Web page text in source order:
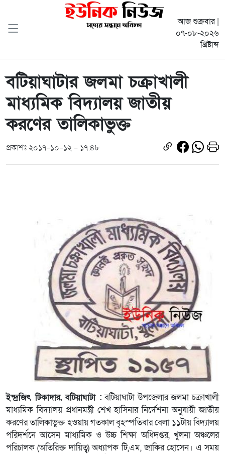
আজ শুক্রবার |
০৭-০৮-২০২৬
খ্রিষ্টাব্দ
বটিয়াঘাটার জলমা চক্রাখালী
মাধ্যমিক বিদ্যালয় জাতীয়
করণের তালিকাভুক্ত
প্রকাশঃ ২০১৭-১০-১২ - ১৭:৪৮
ইন্দ্রজিৎ টিকাদার, বটিয়াঘাটা : বটিয়াঘাটা উপজেলার জলমা চক্রাখালী
মাধ্যমিক বিদ্যালয় প্রধানমন্ত্রী শেখ হাসিনার নির্দেশনা অনুযায়ী জাতীয়
করণের তালিকাভুক্ত হওয়ায় গতকাল বৃহস্পতিবার বেলা ১১টায় বিদ্যালয়
পরিদর্শনে আসেন মাধ্যমিক ও উচ্চ শিক্ষা অধিদপ্তর, খুলনা অঞ্চলের
পরিচালক (অতিরিক্ত দায়িত্ব) অধ্যাপক টি,এম, জাকির হোসেন। এ সময়